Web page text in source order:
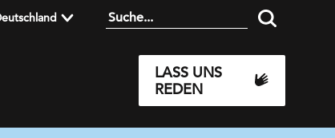
LASS UNS
REDEN